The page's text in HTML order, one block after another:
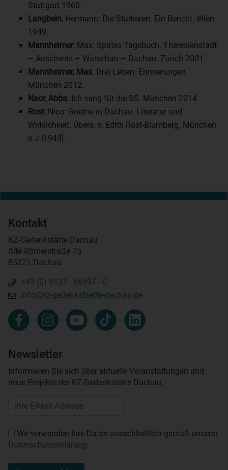
Stuttgart 1960.
Langbein, Hermann: Die Stärkeren. Ein Bericht. Wien
1949.
Mannheimer, Max: Spätes Tagebuch. Theresienstadt
– Auschwitz – Warschau – Dachau. Zürich 2001.
Mannheimer, Max: Drei Leben: Erinnerungen.
München 2012.
Naor, Abba: Ich sang für die SS. München 2014.
Rost, Nico: Goethe in Dachau. Literatur und
Wirklichkeit. Übers. v. Edith Rost-Blumberg. München
o.J [1949].
Kontakt
KZ-Gedenkstätte Dachau
Alte Römerstraße 75
85221 Dachau
+49 (0) 8131 - 66997 - 0
info@kz-gedenkstaette-dachau.de
Newsletter
Informieren Sie sich über aktuelle Veranstaltungen und
neue Projekte der KZ-Gedenkstätte Dachau.
Wir verwenden Ihre Daten ausschließlich gemäß unserer
Datenschutzerklärung